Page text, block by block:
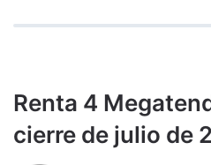
Renta 4
cierre de julio de